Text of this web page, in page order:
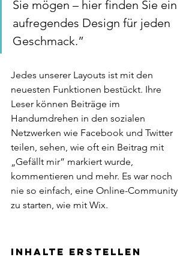
Sie mögen – hier finden Sie ein
aufregendes Design für jeden
Geschmack.”
Jedes unserer Layouts ist mit den
neuesten Funktionen bestückt. Ihre
Leser können Beiträge im
Handumdrehen in den sozialen
Netzwerken wie Facebook und Twitter
teilen, sehen, wie oft ein Beitrag mit
„Gefällt mir” markiert wurde,
kommentieren und mehr. Es war noch
nie so einfach, eine Online-Community
zu starten, wie mit Wix.
Inhalte erstellen